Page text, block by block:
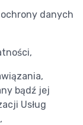
danych
bądź jej
Usług